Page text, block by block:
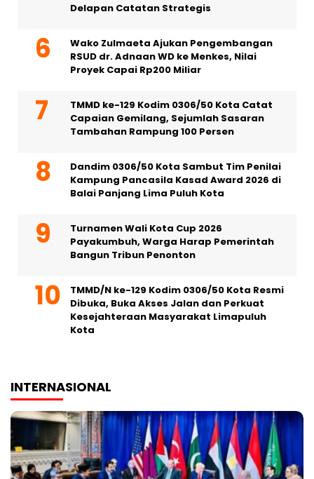
Delapan Catatan Strategis
Wako Zulmaeta Ajukan Pengembangan
RSUD dr. Adnaan WD ke Menkes, Nilai
Proyek Capai Rp200 Miliar
TMMD ke-129 Kodim 0306/50 Kota Catat
Capaian Gemilang, Sejumlah Sasaran
Tambahan Rampung 100 Persen
Dandim 0306/50 Kota Sambut Tim Penilai
Kampung Pancasila Kasad Award 2026 di
Balai Panjang Lima Puluh Kota
Turnamen Wali Kota Cup 2026
Payakumbuh, Warga Harap Pemerintah
Bangun Tribun Penonton
TMMD/N ke-129 Kodim 0306/50 Kota Resmi
Dibuka, Buka Akses Jalan dan Perkuat
Kesejahteraan Masyarakat Limapuluh
Kota
INTERNASIONAL